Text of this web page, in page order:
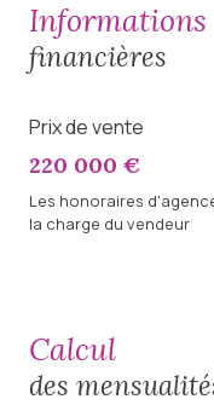
informations
financières
Prix de vente
220 000 €
Les honoraires
la charge du vendeur
calcul
des